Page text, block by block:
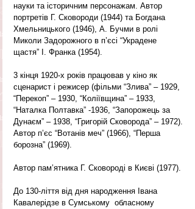
науки та історичним персонажам. Автор
портретів Г. Сковороди (1944) та Богдана
Хмельницького (1946), А. Бучми в ролі
Миколи Задорожного в п’єсі “Украдене
щастя” І. Франка (1954).
3 кінця 1920-х років працював у кіно як
сценарист і режисер (фільми “Злива” – 1929,
“Перекоп” – 1930, “Коліївщина” – 1933,
“Наталка Полтавка” -1936, “Запорожець за
Дунаєм” – 1938, “Григорій Сковорода” – 1972).
Автор п’єс “Вотанів меч” (1966), “Перша
борозна” (1969).
Автор пам’ятника Г. Сковороді в Києві (1977).
До 130-ліття від дня народження Івана
Кавалерідзе в Сумському  обласному